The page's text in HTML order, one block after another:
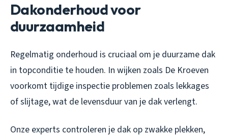
Dakonderhoud voor
duurzaamheid
Regelmatig onderhoud is cruciaal om je duurzame dak
in topconditie te houden. In wijken zoals De Kroeven
voorkomt tijdige inspectie problemen zoals lekkages
of slijtage, wat de levensduur van je dak verlengt.
Onze experts controleren je dak op zwakke plekken,